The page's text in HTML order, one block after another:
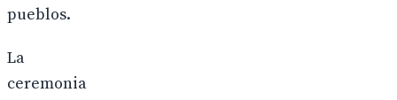
pueblos.
La
ceremonia